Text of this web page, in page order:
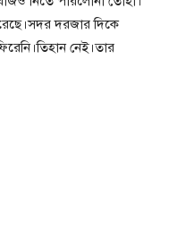
দরজার দিকে
নেই।তার